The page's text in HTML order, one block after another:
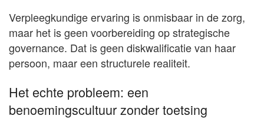
Verpleegkundige ervaring is onmisbaar in de zorg,
maar het is geen voorbereiding op strategische
governance. Dat is geen diskwalificatie van haar
persoon, maar een structurele realiteit.
Het echte probleem: een
benoemingscultuur zonder toetsing